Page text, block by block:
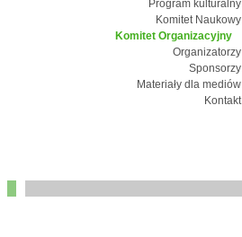
Program kulturalny
Komitet Naukowy
Komitet Organizacyjny
Organizatorzy
Sponsorzy
Materiały dla mediów
Kontakt